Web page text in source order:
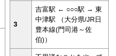
3
吉富駅 ← ○○○駅 → 東
中津駅 （大分県/JR日
豊本線(門司港～佐
伯)）